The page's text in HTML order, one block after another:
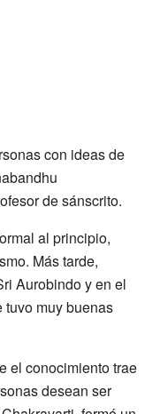
con ideas de
de sánscrito.
al principio,
Más tarde,
Aurobindo y en el
tuvo muy buenas
el conocimiento trae
desean ser